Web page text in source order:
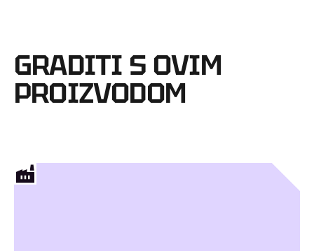
GRADITI S OVIM
PROIZVODOM